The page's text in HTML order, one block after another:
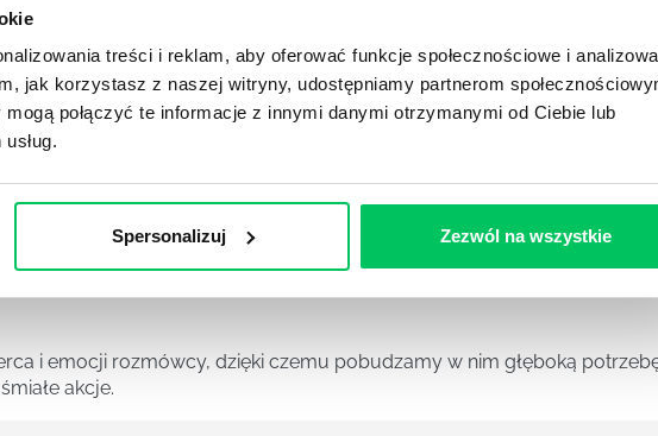
treści i reklam, aby oferować funkcje społecznościowe i
jak korzystasz z naszej witryny, udostępniamy partnerom
połączyć te informacje z innymi danymi otrzymanymi od Ciebie lub
Spersonalizuj Zezwól na wszystkie
perspektywami na przyszłość. Psychologowie znajdują zatrudnienie
psychologicznych, ale również we wszelkiego rodzaju ośrodkach
pomocy opracowywania strategii marketingowych czy nawet w sektorze
potrafi być nie lada wyzwaniem, zalicza się jednak do
i emocji rozmówcy, dzięki czemu pobudzamy w nim głęboką potrzebę
akcje.